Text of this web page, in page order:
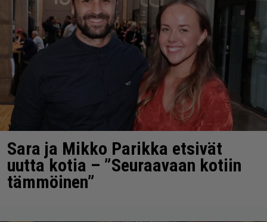
Sara ja Mikko Parikka etsivät
uutta kotia – ”Seuraavaan kotiin
tämmöinen”